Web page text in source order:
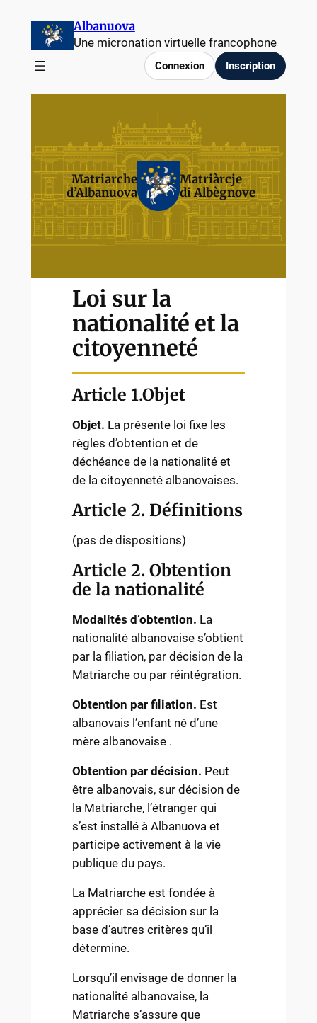
Albanuova
Une micronation virtuelle francophone
Connexion Inscription
Matriarche
d’Albanuova
Matriàrcje
di Albègnove
Loi sur la
nationalité et la
citoyenneté
Article 1.Objet
Objet. La présente loi fixe les
règles d’obtention et de
déchéance de la nationalité et
de la citoyenneté albanovaises.
Article 2. Définitions
(pas de dispositions)
Article 2. Obtention
de la nationalité
Modalités d’obtention. La
nationalité albanovaise s’obtient
par la filiation, par décision de la
Matriarche ou par réintégration.
Obtention par filiation. Est
albanovais l’enfant né d’une
mère albanovaise .
Obtention par décision. Peut
être albanovais, sur décision de
la Matriarche, l’étranger qui
s’est installé à Albanuova et
participe activement à la vie
publique du pays.
La Matriarche est fondée à
apprécier sa décision sur la
base d’autres critères qu’il
détermine.
Lorsqu’il envisage de donner la
nationalité albanovaise, la
Matriarche s’assure que